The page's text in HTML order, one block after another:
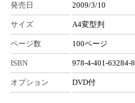
発売日 2009/3/10
サイズ A4変型判
ページ数 100ページ
ISBN 978-4-401-63284-8
オプション DVD付